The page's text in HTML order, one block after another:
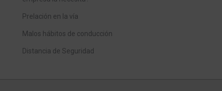
Prelación en la vía
Malos hábitos de conducción
Distancia de Seguridad